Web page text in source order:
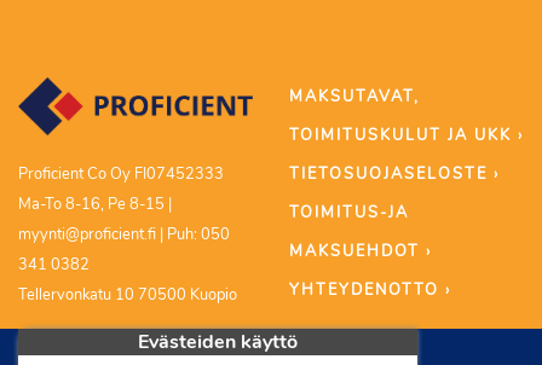
Proficient Co Oy FI07452333
Ma-To 8-16, Pe 8-15 |
myynti@proficient.fi | Puh: 050
341 0382
Tellervonkatu 10 70500 Kuopio
MAKSUTAVAT,
TOIMITUSKULUT JA UKK ›
TIETOSUOJASELOSTE ›
TOIMITUS-JA
MAKSUEHDOT ›
YHTEYDENOTTO ›
Evästeiden käyttö